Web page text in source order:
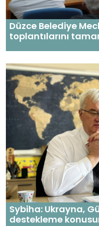
Düzce Belediye
toplantılarını
Sybiha: Ukrayna,
destekleme